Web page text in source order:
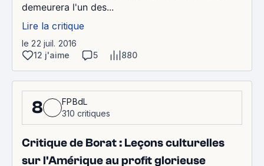
demeurera l'un des...
Lire la critique
le 22 juil. 2016
12 j'aime
5 880
8
FPBdL
310 critiques
Critique de Borat : Leçons culturelles
sur l'Amérique au profit glorieuse